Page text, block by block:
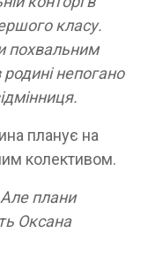
класу.
похвальним
родині непогано
планує на
колективом.
плани
Оксана